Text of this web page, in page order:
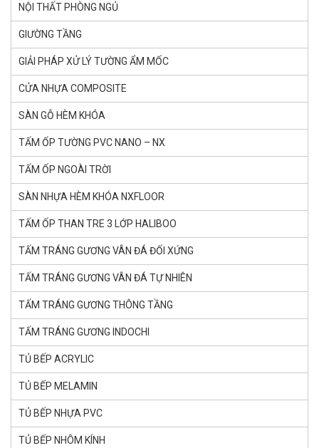
NỘI THẤT PHÒNG NGỦ
GIƯỜNG TẦNG
GIẢI PHÁP XỬ LÝ TƯỜNG ẨM MỐC
CỬA NHỰA COMPOSITE
SÀN GỖ HÈM KHÓA
TẤM ỐP TƯỜNG PVC NANO – NX
TẤM ỐP NGOÀI TRỜI
SÀN NHỰA HÈM KHÓA NXFLOOR
TẤM ỐP THAN TRE 3 LỚP HALIBOO
TẤM TRÁNG GƯƠNG VÂN ĐÁ ĐỐI XỨNG
TẤM TRÁNG GƯƠNG VÂN ĐÁ TỰ NHIÊN
TẤM TRÁNG GƯƠNG THÔNG TẦNG
TẤM TRÁNG GƯƠNG INDOCHI
TỦ BẾP ACRYLIC
TỦ BẾP MELAMIN
TỦ BẾP NHỰA PVC
TỦ BẾP NHÔM KÍNH